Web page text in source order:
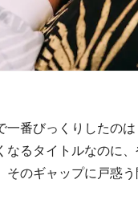
番びっくりしたの
るタイトルなのに
のギャップに戸惑